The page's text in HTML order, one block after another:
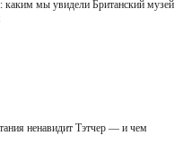
каким мы увидели Британский музей
ненавидит Тэтчер — и чем